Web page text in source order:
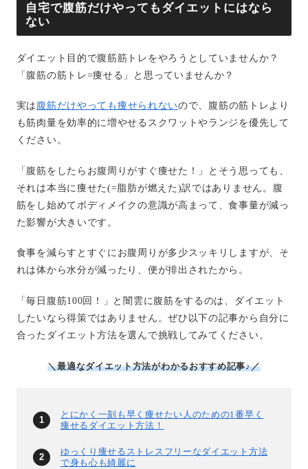
自宅で腹筋だけやってもダイエットにはなら
ない
ダイエット目的で腹筋筋トレをやろうとしていませんか？
「腹筋の筋トレ=痩せる」と思っていませんか？
実は 腹筋だけやっても痩せられないので、腹筋の筋トレより
も筋肉量を効率的に増やせるスクワットやランジを優先して
ください。
「腹筋をしたらお腹周りがすぐ痩せた！」とそう思っても、
それは本当に痩せた(=脂肪が燃えた)訳ではありません。腹
筋をし始めてボディメイクの意識が高まって、食事量が減っ
た影響が大きいです。
食事を減らすとすぐにお腹周りが多少スッキリしますが、そ
れは体から水分が減ったり、便が排出されたから。
「毎日腹筋100回！」と闇雲に腹筋をするのは、ダイエット
したいなら得策ではありません。ぜひ以下の記事から自分に
合ったダイエット方法を選んで挑戦してみてください。
＼最適なダイエット方法がわかるおすすめ記事♪／
とにかく一刻も早く痩せたい人のための1番早く
痩せるダイエット方法！
ゆっくり痩せるストレスフリーなダイエット方法
で身も心も綺麗に